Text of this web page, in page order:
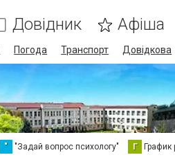
Довідник Афіша
Погода Транспорт Довідкова
" "Задай вопрос психологу" Г График